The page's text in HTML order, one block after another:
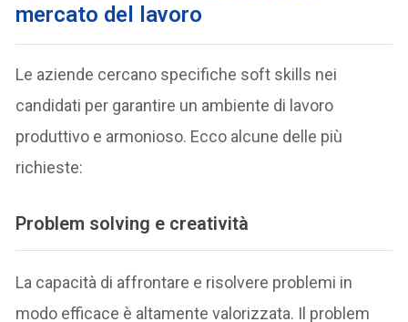
mercato del lavoro
Le aziende cercano specifiche soft skills nei
candidati per garantire un ambiente di lavoro
produttivo e armonioso. Ecco alcune delle più
richieste:
Problem solving e creatività
La capacità di affrontare e risolvere problemi in
modo efficace è altamente valorizzata. Il problem